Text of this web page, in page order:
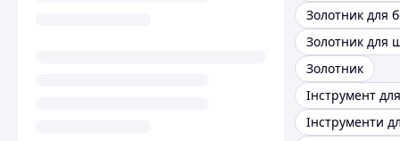
Золотник для
Золотник